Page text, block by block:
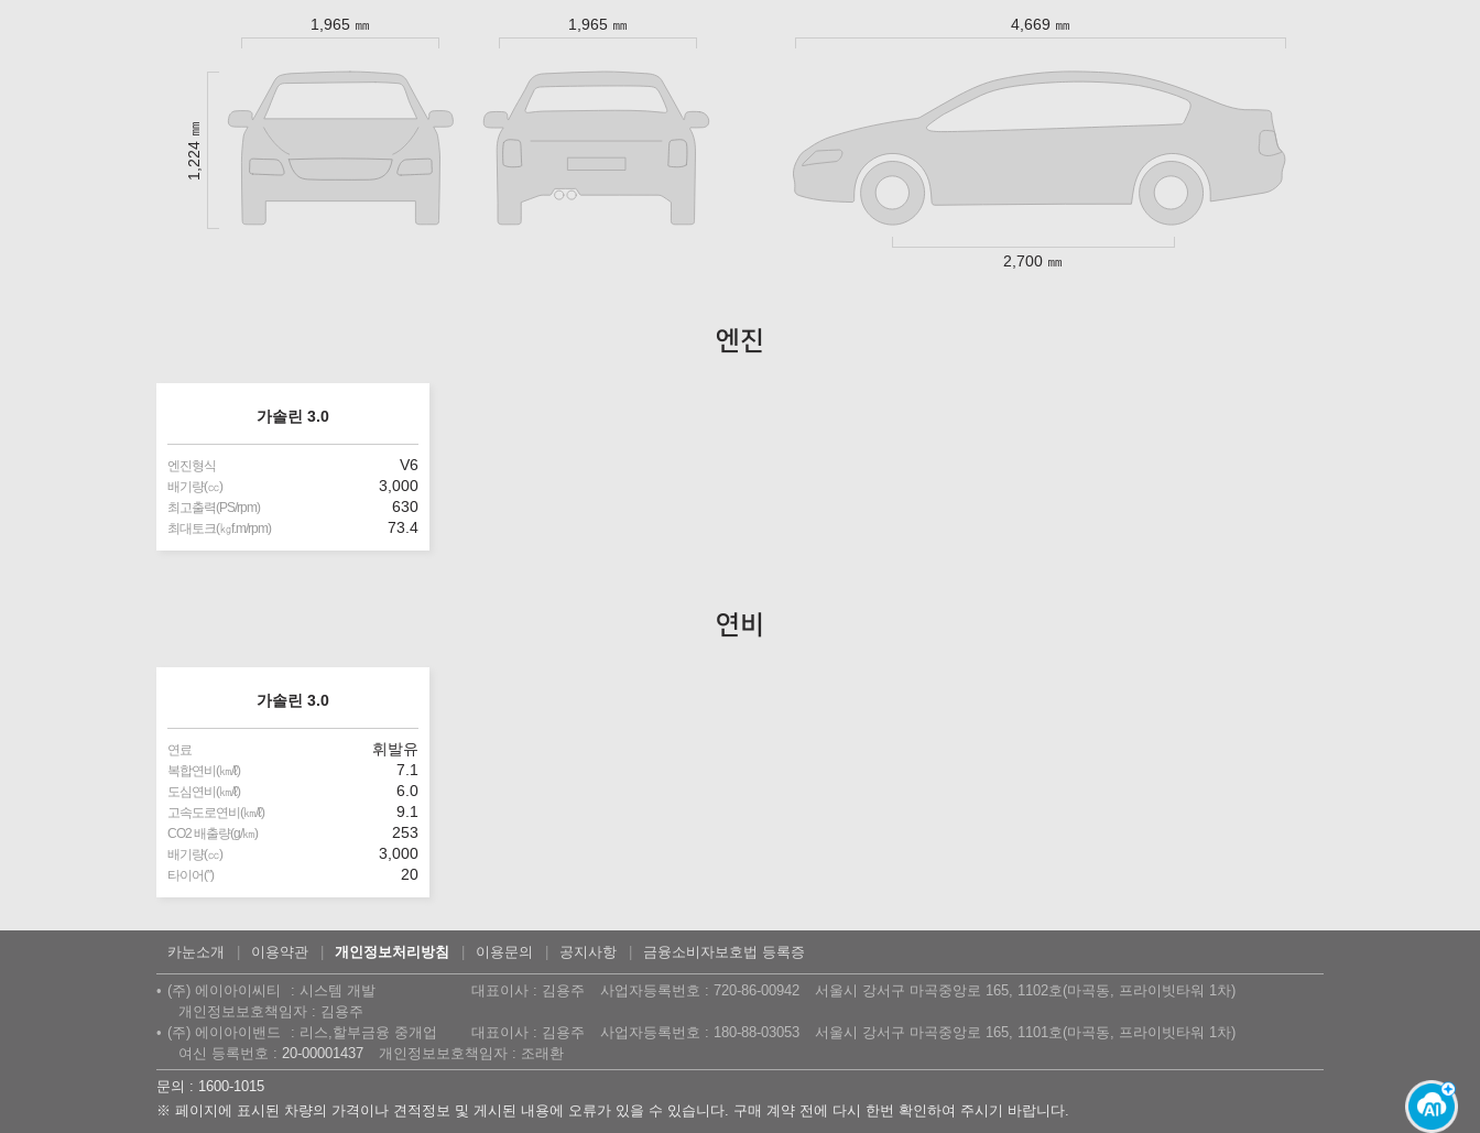
1,965 ㎜ 1,965 ㎜
1,224 ㎜
4,669 ㎜
2,700 ㎜
엔진
가솔린 3.0
엔진형식 V6
배기량(㏄) 3,000
최고출력(PS/rpm) 630
최대토크(㎏f.m/rpm) 73.4
연비
가솔린 3.0
연료 휘발유
복합연비(㎞/ℓ) 7.1
도심연비(㎞/ℓ) 6.0
고속도로연비(㎞/ℓ) 9.1
CO2 배출량(g/㎞) 253
배기량(㏄) 3,000
타이어(″) 20
카눈소개 이용약관 개인정보처리방침 이용문의 공지사항 금융소비자보호법 등록증
(주) 에이아이씨티 시스템 개발 대표이사 : 김용주 사업자등록번호 : 720-86-00942
서울시 강서구 마곡중앙로 165, 1102호(마곡동, 프라이빗타워 1차)
개인정보보호책임자 : 김용주
(주) 에이아이밴드
리스,할부금융 중개업 대표이사 : 김용주 사업자등록번호 : 180-88-03053
서울시 강서구 마곡중앙로 165, 1101호(마곡동, 프라이빗타워 1차)
여신 등록번호 : 20-00001437
개인정보보호책임자 : 조래환
문의 : 1600-1015
※ 페이지에 표시된 차량의 가격이나 견적정보 및 게시된 내용에 오류가 있을 수 있습니다. 구매 계약 전에 다시 한번 확인하여 주시기 바랍니다.